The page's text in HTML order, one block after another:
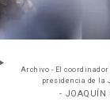
Archivo - El
presidencia de la
- JOAQUÍN